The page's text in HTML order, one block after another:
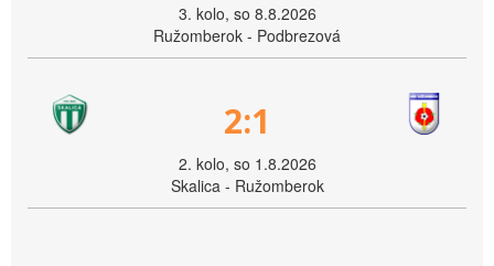
3. kolo, so 8.8.2026
Ružomberok - Podbrezová
2:1
2. kolo, so 1.8.2026
Skalica - Ružomberok